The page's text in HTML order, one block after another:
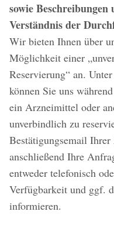
sowie
Verständnis der
Wir bieten Ihnen über
Möglichkeit einer
Reservierung“ an.
können Sie uns
ein Arzneimittel oder
unverbindlich zu
Bestätigungsemail
anschließend Ihre
entweder telefonisch
Verfügbarkeit und ggf.
informieren.